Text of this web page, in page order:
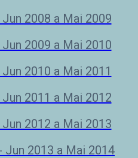
2008 a Mai 2009
2009 a Mai 2010
2010 a Mai 2011
2011 a Mai 2012
2012 a Mai 2013
Jun 2013 a Mai 2014